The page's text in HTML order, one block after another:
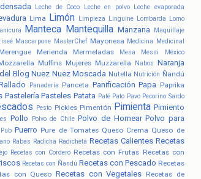
Leche de Coco Leche en polvo Leche evaporada
Lima Limón Limpieza Linguine Lombarda Lomo
Manteca Mantequilla Manzana Maquillaje
Mascarpone MasterChef Mayonesa Medicina Medicinal
Merengue Merienda Mermeladas Mesa Messi México
Muffins Mujeres Muzzarella Nabos Naranja
Blog Nuez Nuez Moscada Nutella Nutrición Ñandú
Panadería Panceta Panificación Papa Paprika
Pastelería Pasteles Patata Paté Pato Pavo Pecorino Sardo
Pesto Pickles Pimentón Pimienta Pimiento
Pollo Polvo de Chile Polvo de Hornear Polvo para
Pub Puerro Pure de Tomates Queso Crema Queso de
Rabas Radicha Radicheta Recetas Calientes Recetas
Recetas con Cordero Recetas con Frutas Recetas con
Recetas con Ñandú Recetas con Pescado Recetas
con Queso Recetas con Vegetales Recetas de